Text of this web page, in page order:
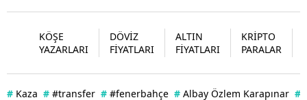
Hakkari
Isparta
KÖŞE
YAZARLARI
DÖVİZ
FİYATLARI
ALTIN
FİYATLARI
KRİPTO
PARALAR
# Kaza # #transfer # #fenerbahçe # Albay Özlem Karapınar #